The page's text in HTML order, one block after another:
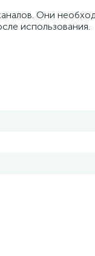
Они
использования.